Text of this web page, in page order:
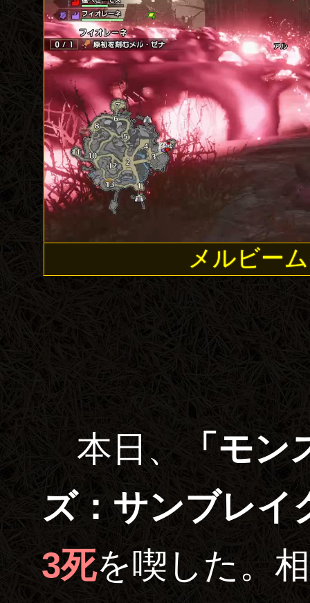
メルビー
本日、 「モ
ズ：サンブレイ
3死を喫した。